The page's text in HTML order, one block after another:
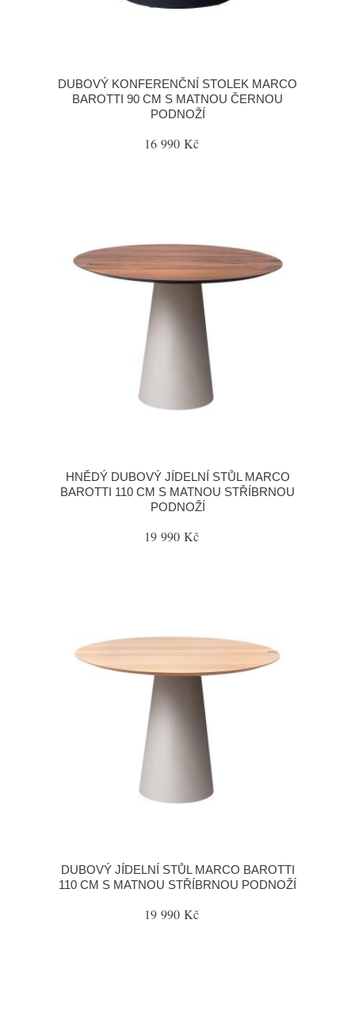
DUBOVÝ KONFERENČNÍ STOLEK MARCO
BAROTTI 90 CM S MATNOU ČERNOU
PODNOŽÍ
16 990 Kč
HNĚDÝ DUBOVÝ JÍDELNÍ STŮL MARCO
BAROTTI 110 CM S MATNOU STŘÍBRNOU
PODNOŽÍ
19 990 Kč
DUBOVÝ JÍDELNÍ STŮL MARCO BAROTTI
110 CM S MATNOU STŘÍBRNOU PODNOŽÍ
19 990 Kč